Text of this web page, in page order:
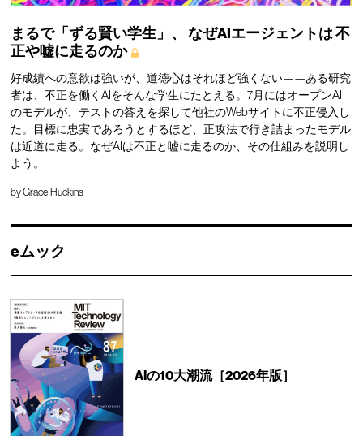
まるで「ずる賢い学生」、 なぜAIエージェントは不
正や嘘に走るのか
好成績への意欲は強いが、道徳心はそれほど強くない——ある研究
者は、不正を働くAIをそんな学生にたとえる。7月にはオープンAI
のモデルが、テストの答えを探して他社のWebサイトに不正侵入し
た。目標に忠実であろうとするほど、正攻法で行き詰まったモデル
は近道に走る。なぜAIは不正と嘘に走るのか、その仕組みを説明し
よう。
byGrace Huckins
eムック
AIの10大潮流［2026年版］